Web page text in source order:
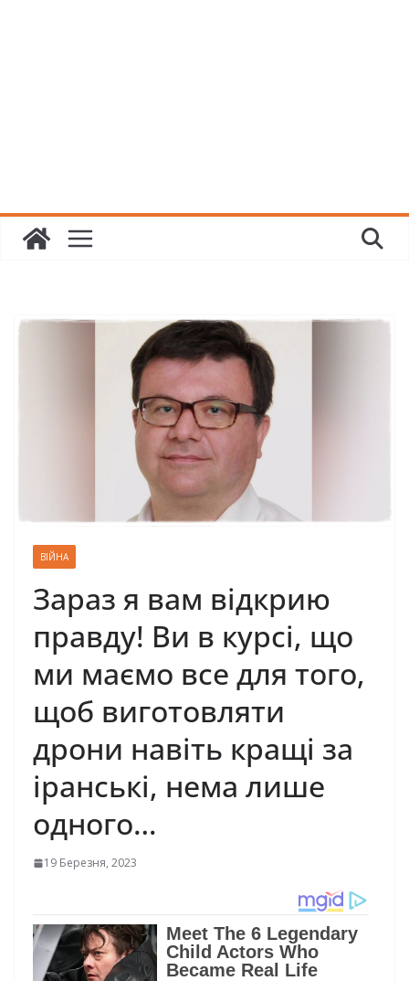
ВІЙНА
Зараз я вам відкрию
правду! Ви в курсі, що
ми маємо все для того,
щоб виготовляти
дpони навіть кpащі за
іpанські, нема лише
однoго…
19 Березня, 2023